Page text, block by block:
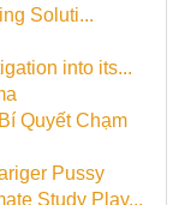
Soluti...
into its...
Quyết Chạm
Pussy
Study Play...